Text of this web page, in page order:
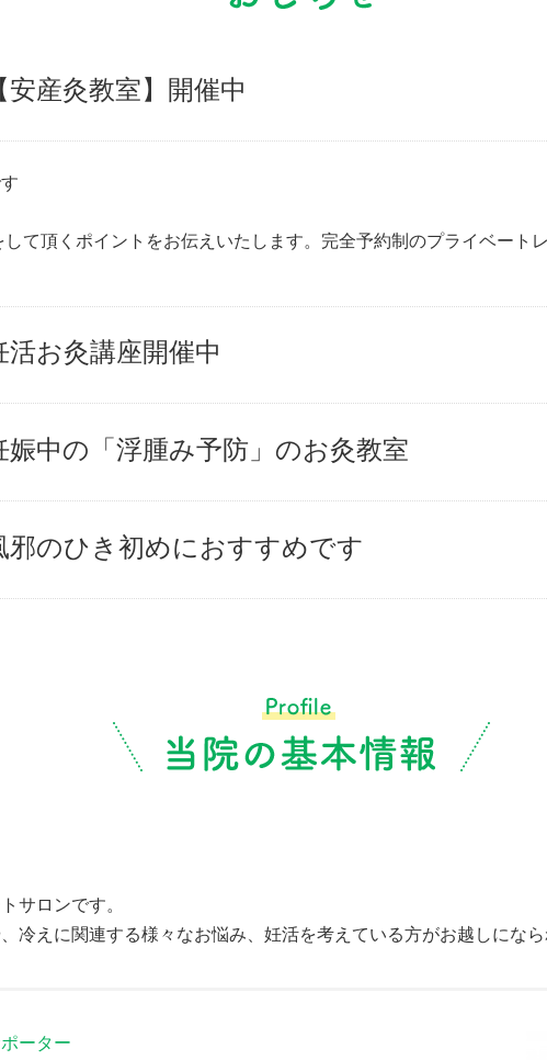
安産灸教室】開催中
て頂くポイントをお伝えいたします。完全予約制のプライベート
活お灸講座開催中
娠中の「浮腫み予防」のお灸教室
邪のひき初めにおすすめです
サロンです。
冷えに関連する様々なお悩み、妊活を考えている方がお越しにな
ーター